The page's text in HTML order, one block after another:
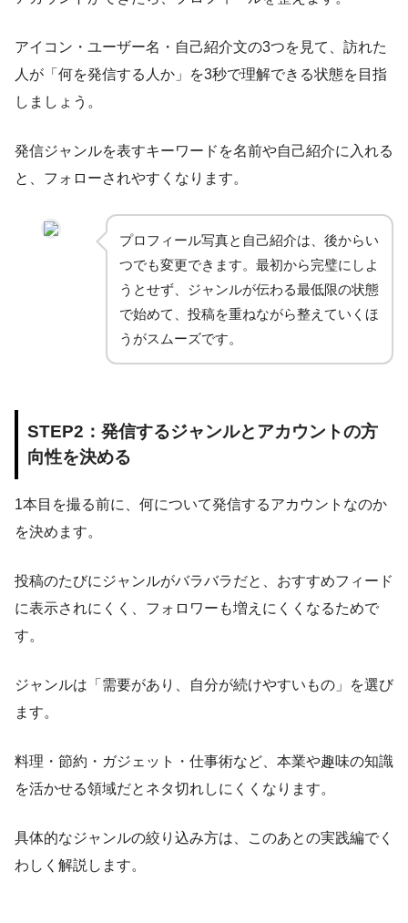
アイコン・ユーザー名・自己紹介文の3つを見て、訪れた
人が「何を発信する人か」を3秒で理解できる状態を目指
しましょう。
発信ジャンルを表すキーワードを名前や自己紹介に入れる
と、フォローされやすくなります。
プロフィール写真と自己紹介は、後からい
つでも変更できます。最初から完璧にしよ
うとせず、ジャンルが伝わる最低限の状態
で始めて、投稿を重ねながら整えていくほ
うがスムーズです。
STEP2：発信するジャンルとアカウントの方
向性を決める
1本目を撮る前に、何について発信するアカウントなのか
を決めます。
投稿のたびにジャンルがバラバラだと、おすすめフィード
に表示されにくく、フォロワーも増えにくくなるためで
す。
ジャンルは「需要があり、自分が続けやすいもの」を選び
ます。
料理・節約・ガジェット・仕事術など、本業や趣味の知識
を活かせる領域だとネタ切れしにくくなります。
具体的なジャンルの絞り込み方は、このあとの実践編でく
わしく解説します。